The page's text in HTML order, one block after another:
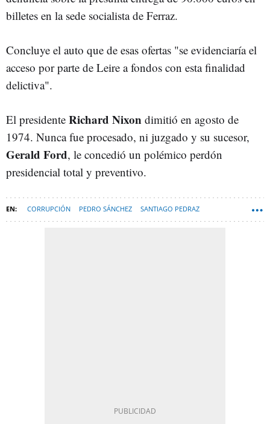
billetes en la sede socialista de Ferraz.
Concluye el auto que de esas ofertas "se evidenciaría el
acceso por parte de Leire a fondos con esta finalidad
delictiva".
El presidente Richard Nixon dimitió en agosto de
1974. Nunca fue procesado, ni juzgado y su sucesor,
Gerald Ford, le concedió un polémico perdón
presidencial total y preventivo.
CORRUPCIÓN PEDRO SÁNCHEZ SANTIAGO PEDRAZ